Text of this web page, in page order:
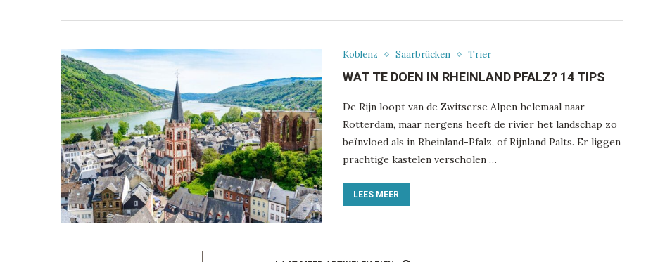
Koblenz Saarbrücken Trier
WAT TE DOEN IN RHEINLAND PFALZ? 14 TIPS
De Rijn loopt van de Zwitserse Alpen helemaal naar
Rotterdam, maar nergens heeft de rivier het landschap zo
beïnvloed als in Rheinland-Pfalz, of Rijnland Palts. Er liggen
prachtige kastelen verscholen …
LEES MEER